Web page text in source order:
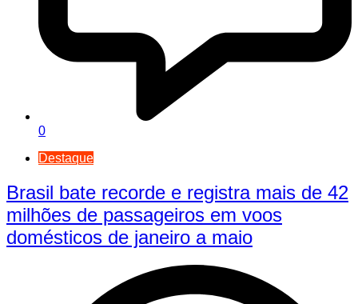
0
Destaque
Brasil bate recorde e registra mais de 42
milhões de passageiros em voos
domésticos de janeiro a maio